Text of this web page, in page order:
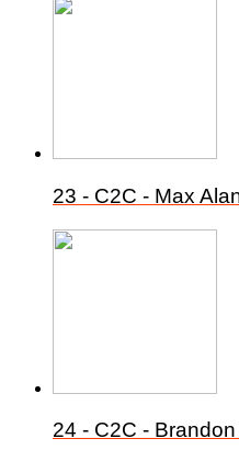
23 - C2C - Max
24 - C2C -